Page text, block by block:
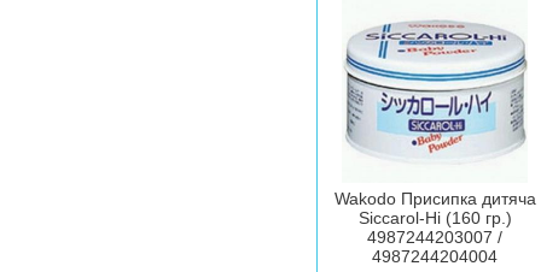
Wakodo Присипка дитяча
Siccarol-Hi (160 гр.)
4987244203007 /
4987244204004